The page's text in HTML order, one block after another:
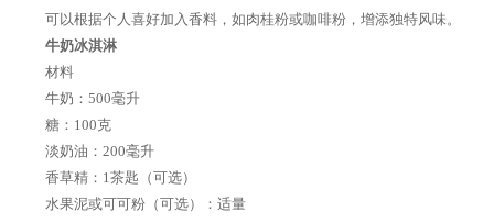
可以根据个人喜好加入香料，如肉桂粉或咖啡粉，增添独特风味。
牛奶冰淇淋
材料
牛奶：500毫升
糖：100克
淡奶油：200毫升
香草精：1茶匙（可选）
水果泥或可可粉（可选）：适量